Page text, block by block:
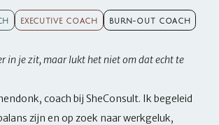
EXECUTIVE COACH BURN-OUT COACH
in je zit, maar lukt het niet om dat echt te
coach bij SheConsult. Ik begeleid
zijn en op zoek naar werkgeluk,